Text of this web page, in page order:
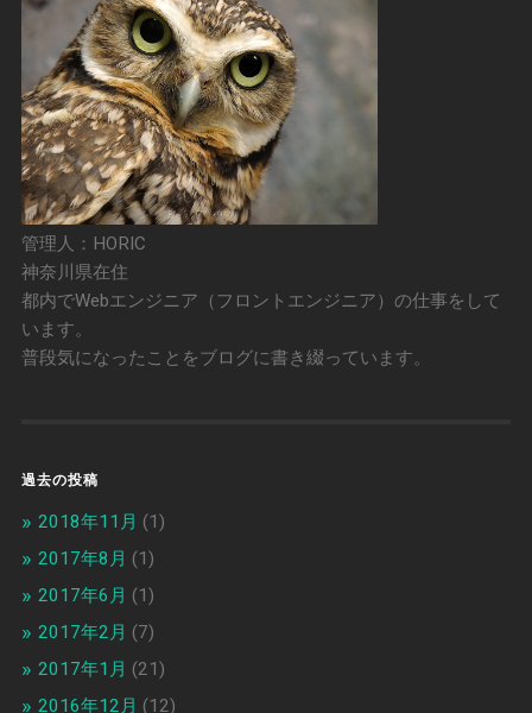
管理人：HORIC
神奈川県在住
都内でWebエンジニア（フロントエンジニア）の仕事をして
います。
普段気になったことをブログに書き綴っています。
過去の投稿
2018年11月 (1)
2017年8月 (1)
2017年6月 (1)
2017年2月 (7)
2017年1月 (21)
2016年12月 (12)